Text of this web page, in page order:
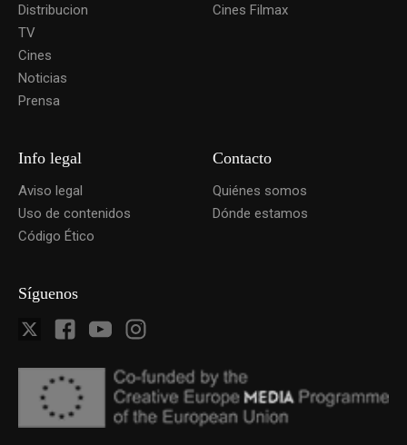
Distribucion
TV
Cines
Noticias
Prensa
Cines Filmax
Info legal
Aviso legal
Uso de contenidos
Código Ético
Contacto
Quiénes somos
Dónde estamos
Síguenos